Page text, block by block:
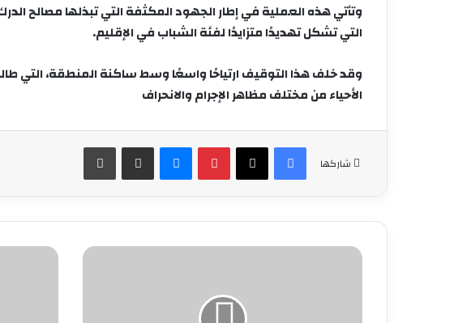
وتأتي هذه العملية في إطارالجهود المكثفة التي تبذلها مصالح
التي تشكل تهديدًا متزايدًا لفئة الشباب في الإقليم.
وقد خلف هذا التوقيفارتياحًا واسعًا وسط ساكنة المنطقة، التي
الأحياء من مختلف مظاهر الإجرام والانحراف
شاركها
فيسبوك
‫X بينتيريستماسنجر مشاركة عبر البريد طباعة
الأمن
هلال